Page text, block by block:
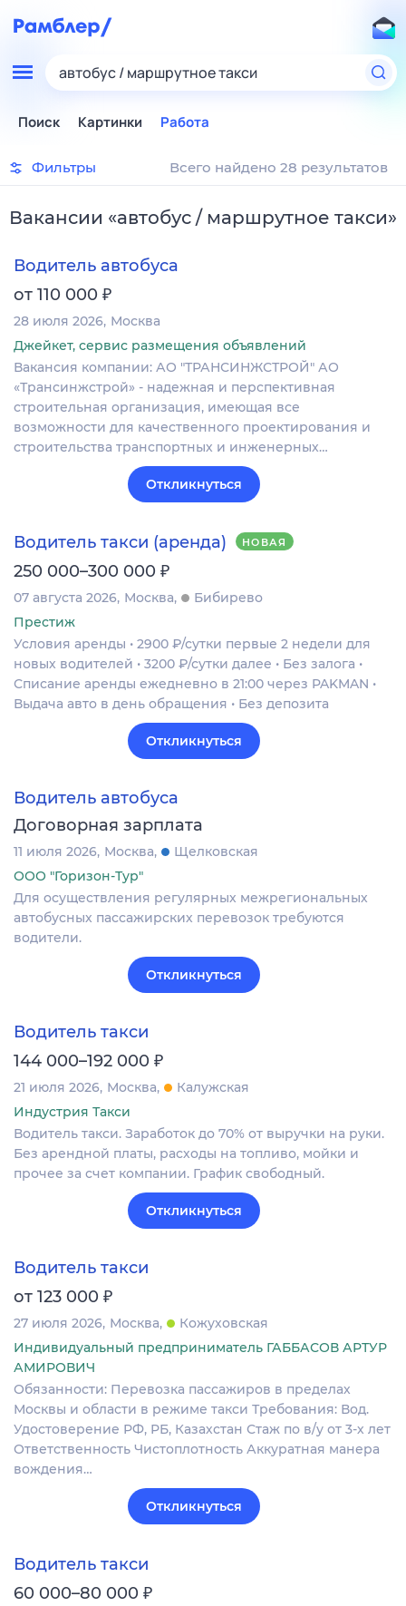
автобус / маршрутное такси
Поиск Картинки Работа
Фильтры Всего найдено 28 результатов
Вакансии «автобус / маршрутное такси»
Водитель автобуса
от 110 000 ₽
28 июля 2026 Москва
Джейкет, сервис размещения объявлений
Вакансия компании: АО "ТРАНСИНЖСТРОЙ" АО
«Трансинжстрой» - надежная и перспективная
строительная организация, имеющая все
возможности для качественного проектирования и
строительства транспортных и инженерных…
Откликнуться
Водитель такси (аренда) НОВАЯ
250 000–300 000 ₽
07 августа 2026 Москва
Бибирево
Престиж
Условия аренды • 2900 ₽/сутки первые 2 недели для
новых водителей • 3200 ₽/сутки далее • Без залога •
Списание аренды ежедневно в 21:00 через PAKMAN •
Выдача авто в день обращения • Без депозита
Откликнуться
Водитель автобуса
Договорная зарплата
11 июля 2026 Москва
Щелковская
ООО "Горизон-Тур"
Для осуществления регулярных межрегиональных
автобусных пассажирских перевозок требуются
водители.
Откликнуться
Водитель такси
144 000–192 000 ₽
21 июля 2026 Москва
Калужская
Индустрия Такси
Водитель такси. Заработок до 70% от выручки на руки.
Без арендной платы, расходы на топливо, мойки и
прочее за счет компании. График свободный.
Откликнуться
Водитель такси
от 123 000 ₽
27 июля 2026 Москва
Кожуховская
Индивидуальный предприниматель ГАББАСОВ АРТУР
АМИРОВИЧ
Обязанности: Перевозка пассажиров в пределах
Москвы и области в режиме такси Требования: Вод.
Удостоверение РФ, РБ, Казахстан Стаж по в/у от 3-х лет
Ответственность Чистоплотность Аккуратная манера
вождения…
Откликнуться
Водитель такси
60 000–80 000 ₽